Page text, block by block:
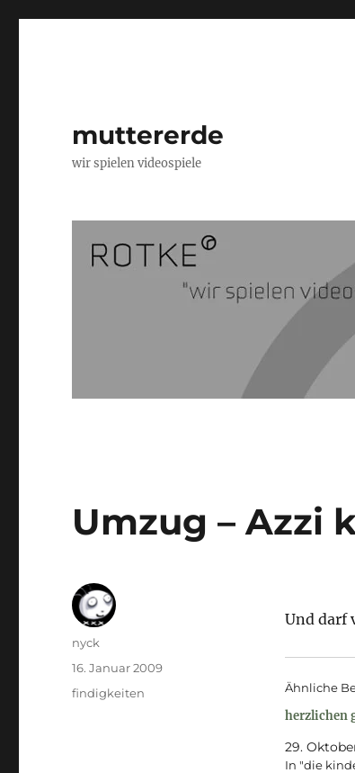
muttererde
wir spielen videospiele
Umzug – Azzi
Und darf
Ähnliche
herzlichen
29.
In "die
Autor
nyck
Veröffentlicht
am
16. Januar 2009
Kategorien
findigkeiten